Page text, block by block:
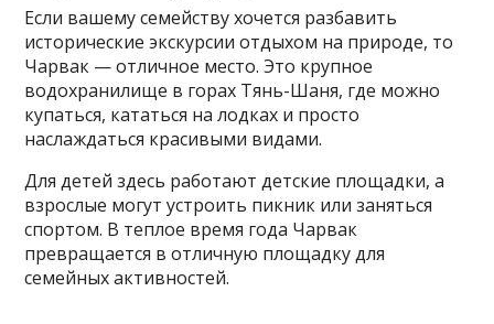
Если вашему семейству хочется разбавить
исторические экскурсии отдыхом на природе, то
Чарвак — отличное место. Это крупное
водохранилище в горах Тянь-Шаня, где можно
купаться, кататься на лодках и просто
наслаждаться красивыми видами.
Для детей здесь работают детские площадки, а
взрослые могут устроить пикник или заняться
спортом. В теплое время года Чарвак
превращается в отличную площадку для
семейных активностей.